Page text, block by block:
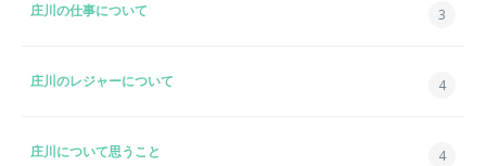
庄川の仕事について 3
庄川のレジャーについて 4
庄川について思うこと 4